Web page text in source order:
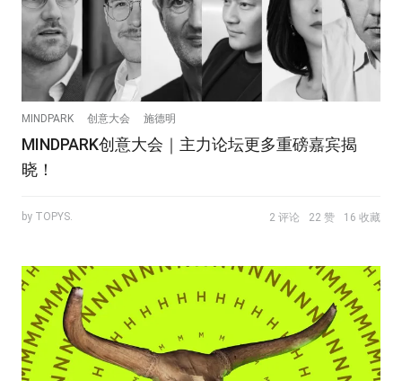
MINDPARK 创意大会 施德明
MINDPARK创意大会｜主力论坛更多重磅嘉宾揭
晓！
by TOPYS. 2 评论 22 赞 16 收藏